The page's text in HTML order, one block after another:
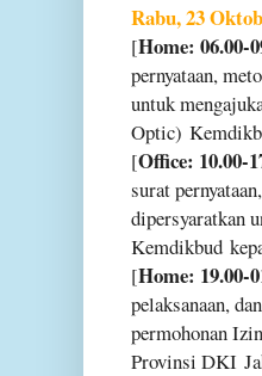
Rabu, 23
[Home: 06.00-
pernyataan,
untuk
Optic)
[Office: 10.00-
surat
dipersyaratkan
Kemdikbud
[Home: 19.00-
pelaksanaan,
permohonan
Provinsi DKI